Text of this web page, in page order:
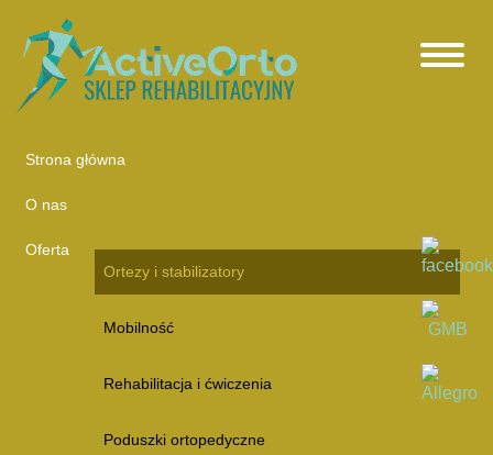
Strona główna
O nas
Oferta
Ortezy i stabilizatory
Mobilność
Rehabilitacja i ćwiczenia
Poduszki ortopedyczne